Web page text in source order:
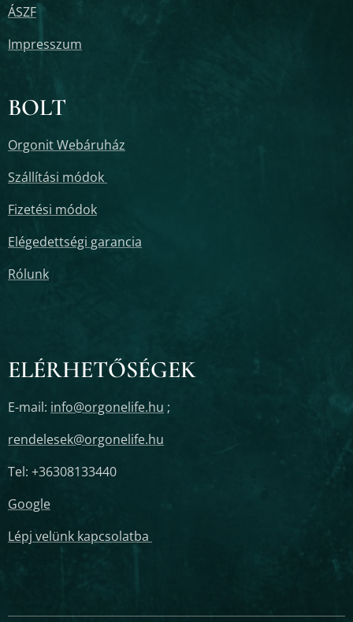
ÁSZF
Impresszum
BOLT
Orgonit Webáruház
Szállítási módok
Fizetési módok
Elégedettségi garancia
Rólunk
ELÉRHETŐSÉGEK
E-mail: info@orgonelife.hu ;
rendelesek@orgonelife.hu
Tel: +36308133440
Google
Lépj velünk kapcsolatba